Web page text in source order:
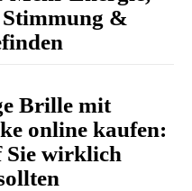
Stimmung &
Brille mit
online kaufen:
Sie wirklich